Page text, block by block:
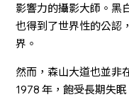
影響力的攝影大師。黑
也得到了世界性的公認
界。
然而，森山大道也並非
1978 年，飽受長期失